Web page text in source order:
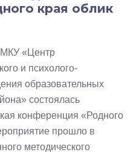
края облик
МКУ «Центр
и психолого-
образовательных
состоялась
конференция «Родного
прошло в
методического